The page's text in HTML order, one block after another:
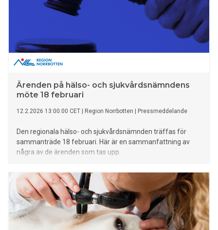
Ärenden på hälso- och sjukvårdsnämndens
möte 18 februari
12.2.2026 13:00:00 CET Region Norrbotten Pressmeddelande
Den regionala hälso- och sjukvårdsnämnden träffas för
sammanträde 18 februari. Här är en sammanfattning av
några av de ärenden som tas upp.